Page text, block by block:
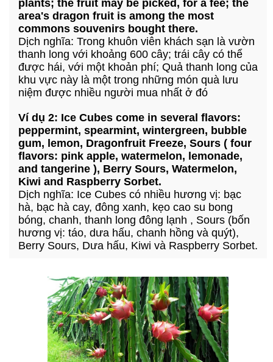
plants; the fruit may be picked, for a fee; the
area's dragon fruit is among the most
commons souvenirs bought there.
Dịch nghĩa: Trong khuôn viên khách sạn là vườn
thanh long với khoảng 600 cây; trái cây có thể
được hái, với một khoản phí; Quả thanh long của
khu vực này là một trong những món quà lưu
niệm được nhiều người mua nhất ở đó
Ví dụ 2: Ice Cubes come in several flavors:
peppermint, spearmint, wintergreen, bubble
gum, lemon, Dragonfruit Freeze, Sours ( four
flavors: pink apple, watermelon, lemonade,
and tangerine ), Berry Sours, Watermelon,
Kiwi and Raspberry Sorbet.
Dịch nghĩa: Ice Cubes có nhiều hương vị: bạc
hà, bạc hà cay, đông xanh, kẹo cao su bong
bóng, chanh, thanh long đông lạnh , Sours (bốn
hương vị: táo, dưa hấu, chanh hồng và quýt),
Berry Sours, Dưa hấu, Kiwi và Raspberry Sorbet.